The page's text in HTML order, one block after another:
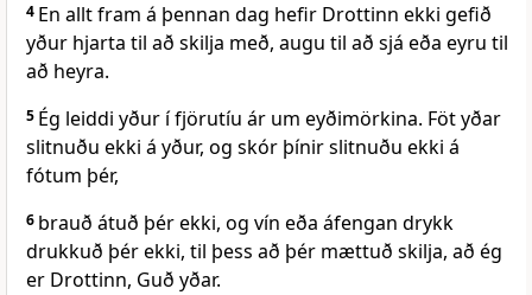
4 En allt fram á þennan dag hefir Drottinn ekki gefið
yður hjarta til að skilja með, augu til að sjá eða eyru til
að heyra.
5 Ég leiddi yður í fjörutíu ár um eyðimörkina. Föt yðar
slitnuðu ekki á yður, og skór þínir slitnuðu ekki á
fótum þér,
6 brauð átuð þér ekki, og vín eða áfengan drykk
drukkuð þér ekki, til þess að þér mættuð skilja, að ég
er Drottinn, Guð yðar.